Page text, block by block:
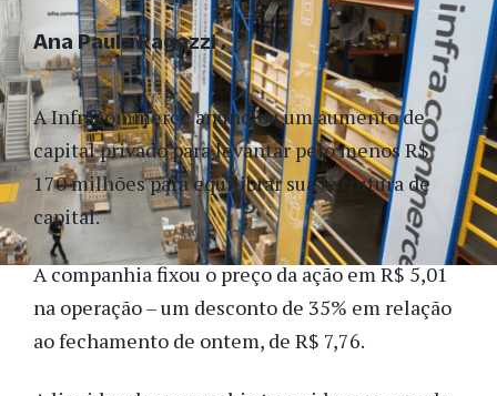
A Infracommerce anunciou um aumento de
capital privado para levantar pelo menos R$
170 milhões para equilibrar sua estrutura de
capital.
A companhia fixou o preço da ação em R$ 5,01
na operação – um desconto de 35% em relação
ao fechamento de ontem, de R$ 7,76.
Ana Paula Ragazzi